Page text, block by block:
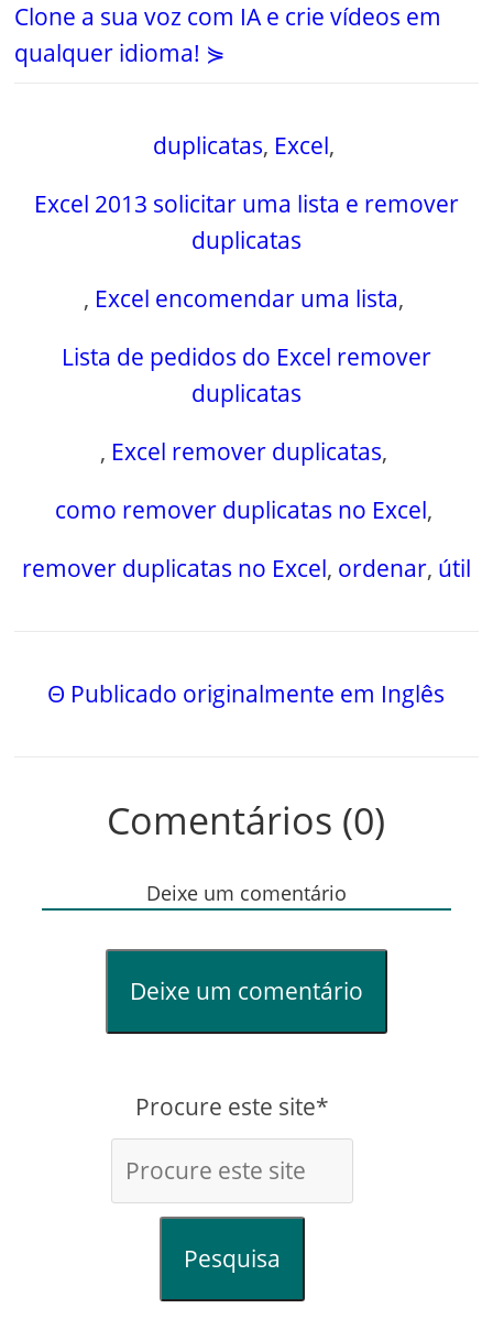
Clone a sua voz com IA e crie vídeos em
qualquer idioma! ⋟
duplicatas, Excel,
Excel 2013 solicitar uma lista e remover
duplicatas
, Excel encomendar uma lista,
Lista de pedidos do Excel remover
duplicatas
, Excel remover duplicatas,
como remover duplicatas no Excel,
remover duplicatas no Excel, ordenar, útil
Θ Publicado originalmente em Inglês
Comentários (0)
Deixe um comentário
Deixe um comentário
Procure este site*
Pesquisa